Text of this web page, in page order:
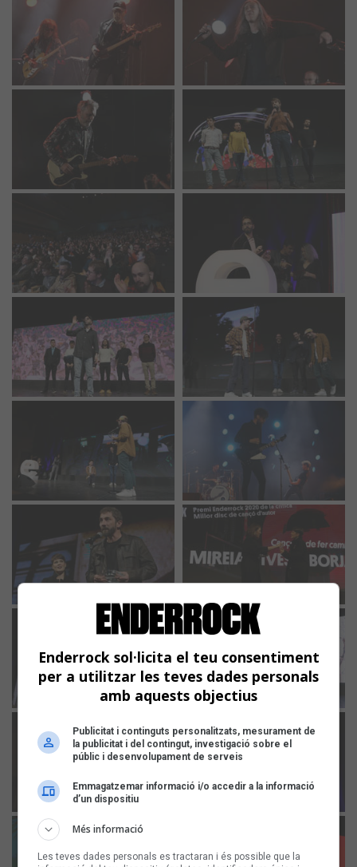
Enderrock sol·licita el teu consentiment
per a utilitzar les teves dades personals
amb aquests objectius
Publicitat i continguts personalitzats, mesurament de
la publicitat i del contingut, investigació sobre el
públic i desenvolupament de serveis
Emmagatzemar informació i/o accedir a la informació
d’un dispositiu
Més informació
Les teves dades personals es tractaran i és possible que la